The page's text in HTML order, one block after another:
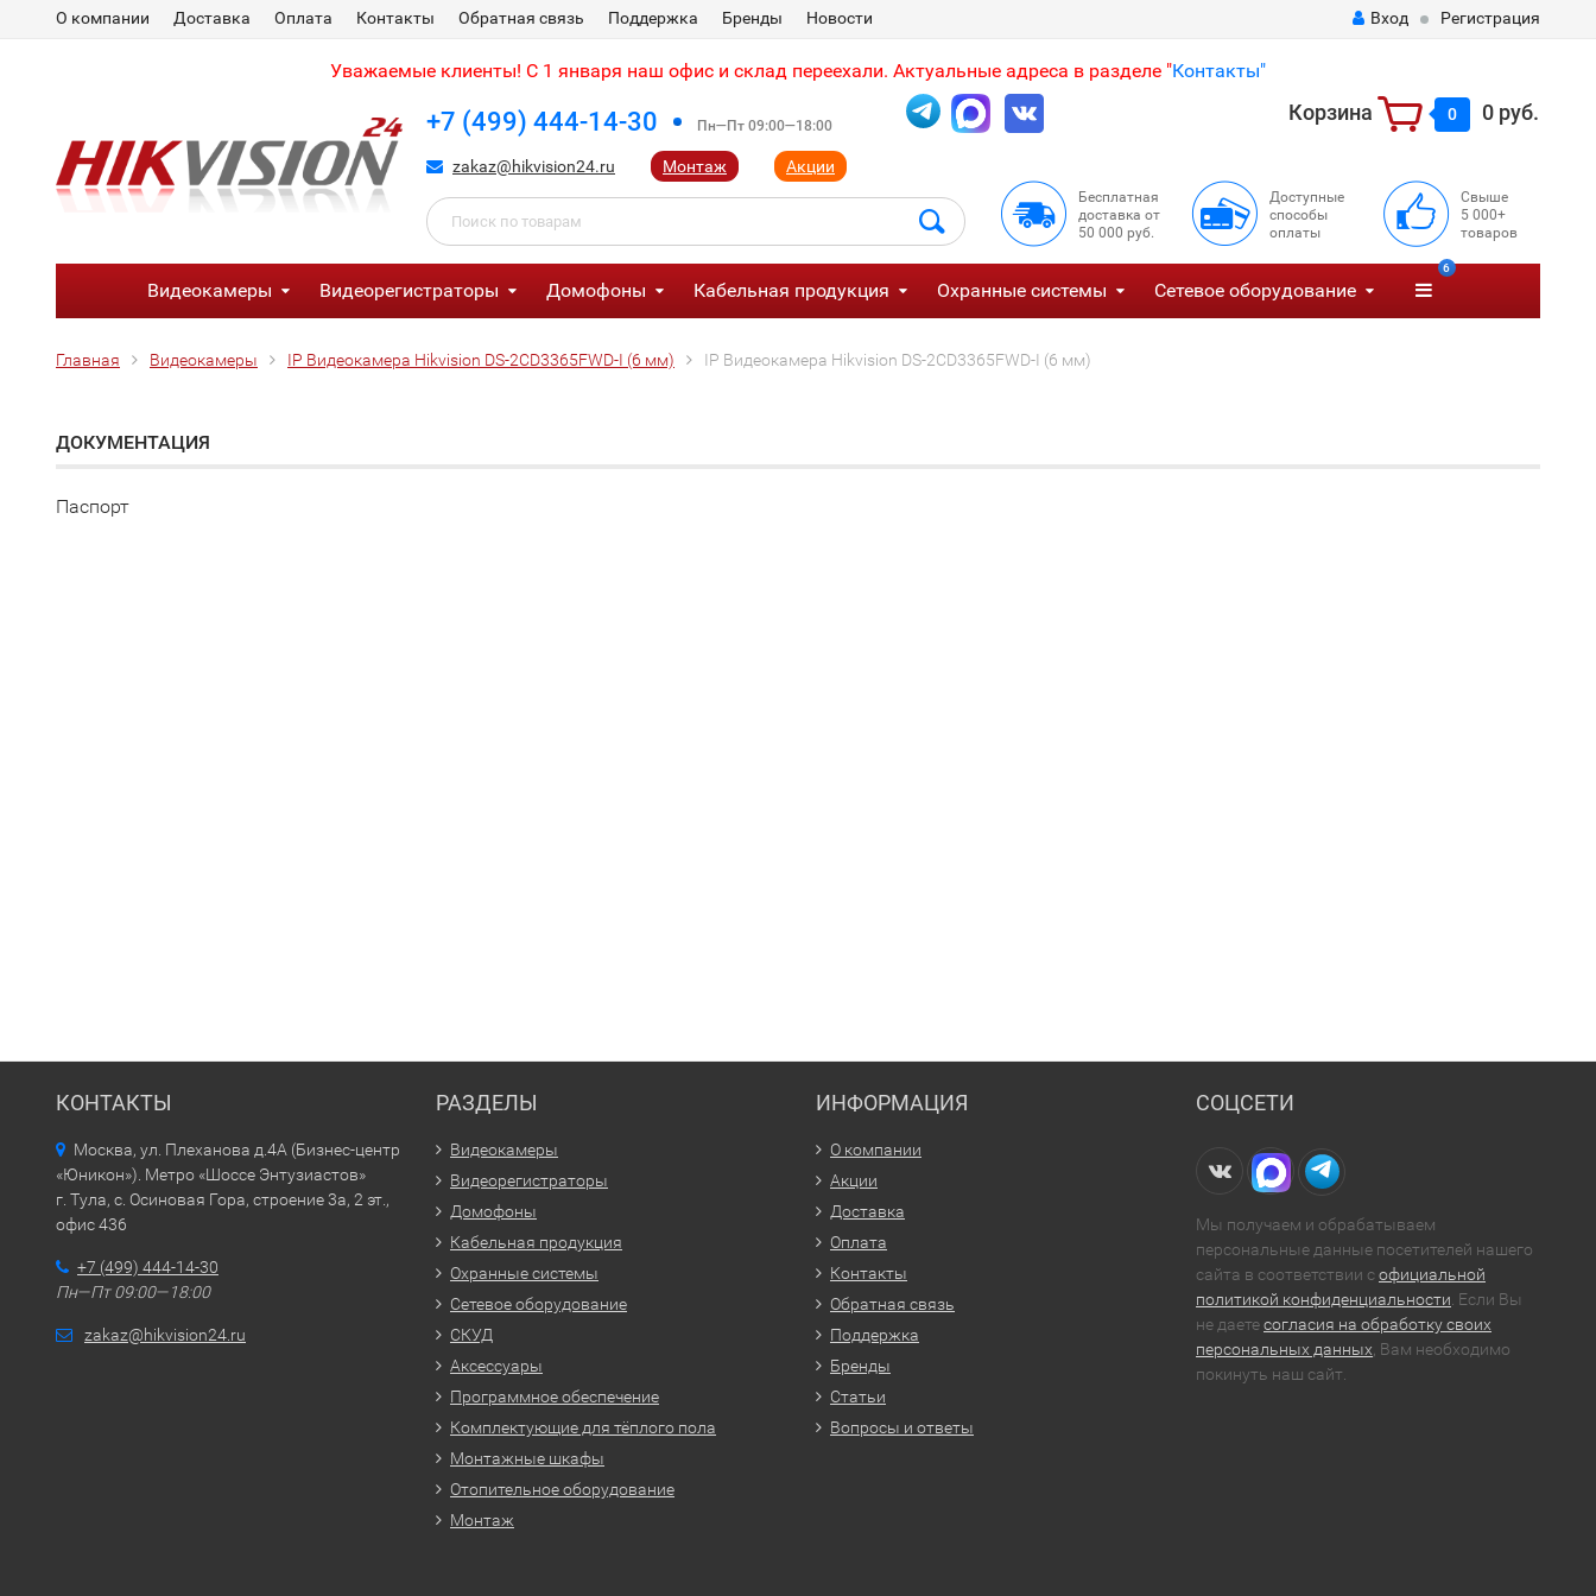
О компании Доставка Оплата Контакты Обратная связь Поддержка Бренды Новости Вход Регистрация
Уважаемые клиенты! С 1 января наш офис и склад переехали. Актуальные адреса в разделе "Контакты"
+7 (499) 444-14-30 Пн—Пт 09:00—18:00
zakaz@hikvision24.ru Монтаж Акции
Корзина 0 0 руб.
Бесплатная
доставка от
50 000 руб.
Доступные
способы
оплаты
Свыше
5 000+
товаров
Видеокамеры Видеорегистраторы Домофоны Кабельная продукция Охранные системы Сетевое оборудование
6
Главная Видеокамеры IP Видеокамера Hikvision DS-2CD3365FWD-I (6 мм) IP Видеокамера Hikvision DS-2CD3365FWD-I (6 мм)
ДОКУМЕНТАЦИЯ
Паспорт
КОНТАКТЫ
Москва, ул. Плеханова д.4А (Бизнес-центр
«Юникон»). Метро «Шоссе Энтузиастов»
г. Тула, с. Осиновая Гора, строение 3а, 2 эт.,
офис 436
+7 (499) 444-14-30
Пн—Пт 09:00—18:00
zakaz@hikvision24.ru
РАЗДЕЛЫ
Видеокамеры
Видеорегистраторы
Домофоны
Кабельная продукция
Охранные системы
Сетевое оборудование
СКУД
Аксессуары
Программное обеспечение
Комплектующие для тёплого пола
Монтажные шкафы
Отопительное оборудование
Монтаж
ИНФОРМАЦИЯ
О компании
Акции
Доставка
Оплата
Контакты
Обратная связь
Поддержка
Бренды
Статьи
Вопросы и ответы
СОЦСЕТИ
Мы получаем и обрабатываем
персональные данные посетителей нашего
сайта в соответствии софициальной
политикой конфиденциальности . Если Вы
не даетесогласия на обработку своих
персональных данных , Вам необходимо
покинуть наш сайт.